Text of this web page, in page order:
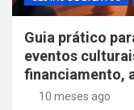
Guia prático
eventos
financiamento,
10 meses ago